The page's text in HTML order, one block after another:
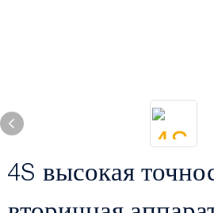
4S высокая